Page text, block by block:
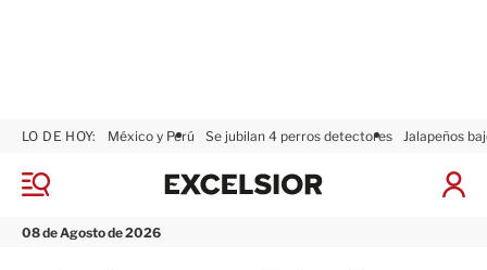
M
n
08 de Agosto de 2026
LO DE HOY: México y Perú Se jubilan 4 perros detectores Jalapeños
I
x